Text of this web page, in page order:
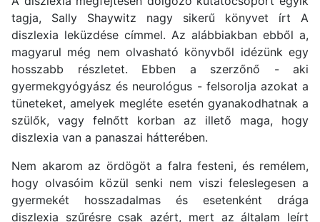
tagja, Sally Shaywitz nagy sikerű könyvet írt A
diszlexia leküzdése címmel. Az alábbiakban ebből a,
magyarul még nem olvasható könyvből idézünk egy
hosszabb részletet. Ebben a szerzőnő - aki
gyermekgyógyász és neurológus - felsorolja azokat a
tüneteket, amelyek megléte esetén gyanakodhatnak a
szülők, vagy felnőtt korban az illető maga, hogy
diszlexia van a panaszai hátterében.
Nem akarom az ördögöt a falra festeni, és remélem,
hogy olvasóim közül senki nem viszi feleslegesen a
gyermekét hosszadalmas és esetenként drága
diszlexia szűrésre csak azért, mert az általam leírt